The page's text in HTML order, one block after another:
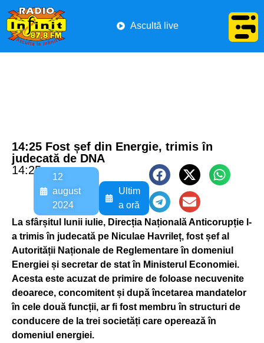
Ascultă live
14:25 Fost șef din Energie, trimis în
judecată de DNA
14:25
12
august
2024
Ultim
a oră
La sfârșitul lunii iulie, Direcția Națională Anticorupție l-
a trimis în judecată pe Niculae Havrileț, fost șef al
Autorității Naționale de Reglementare în domeniul
Energiei și secretar de stat în Ministerul Economiei.
Acesta este acuzat de primire de foloase necuvenite
deoarece, concomitent și după încetarea mandatelor
în cele două funcții, ar fi fost membru în structuri de
conducere de la trei societăți care operează în
domeniul energiei.